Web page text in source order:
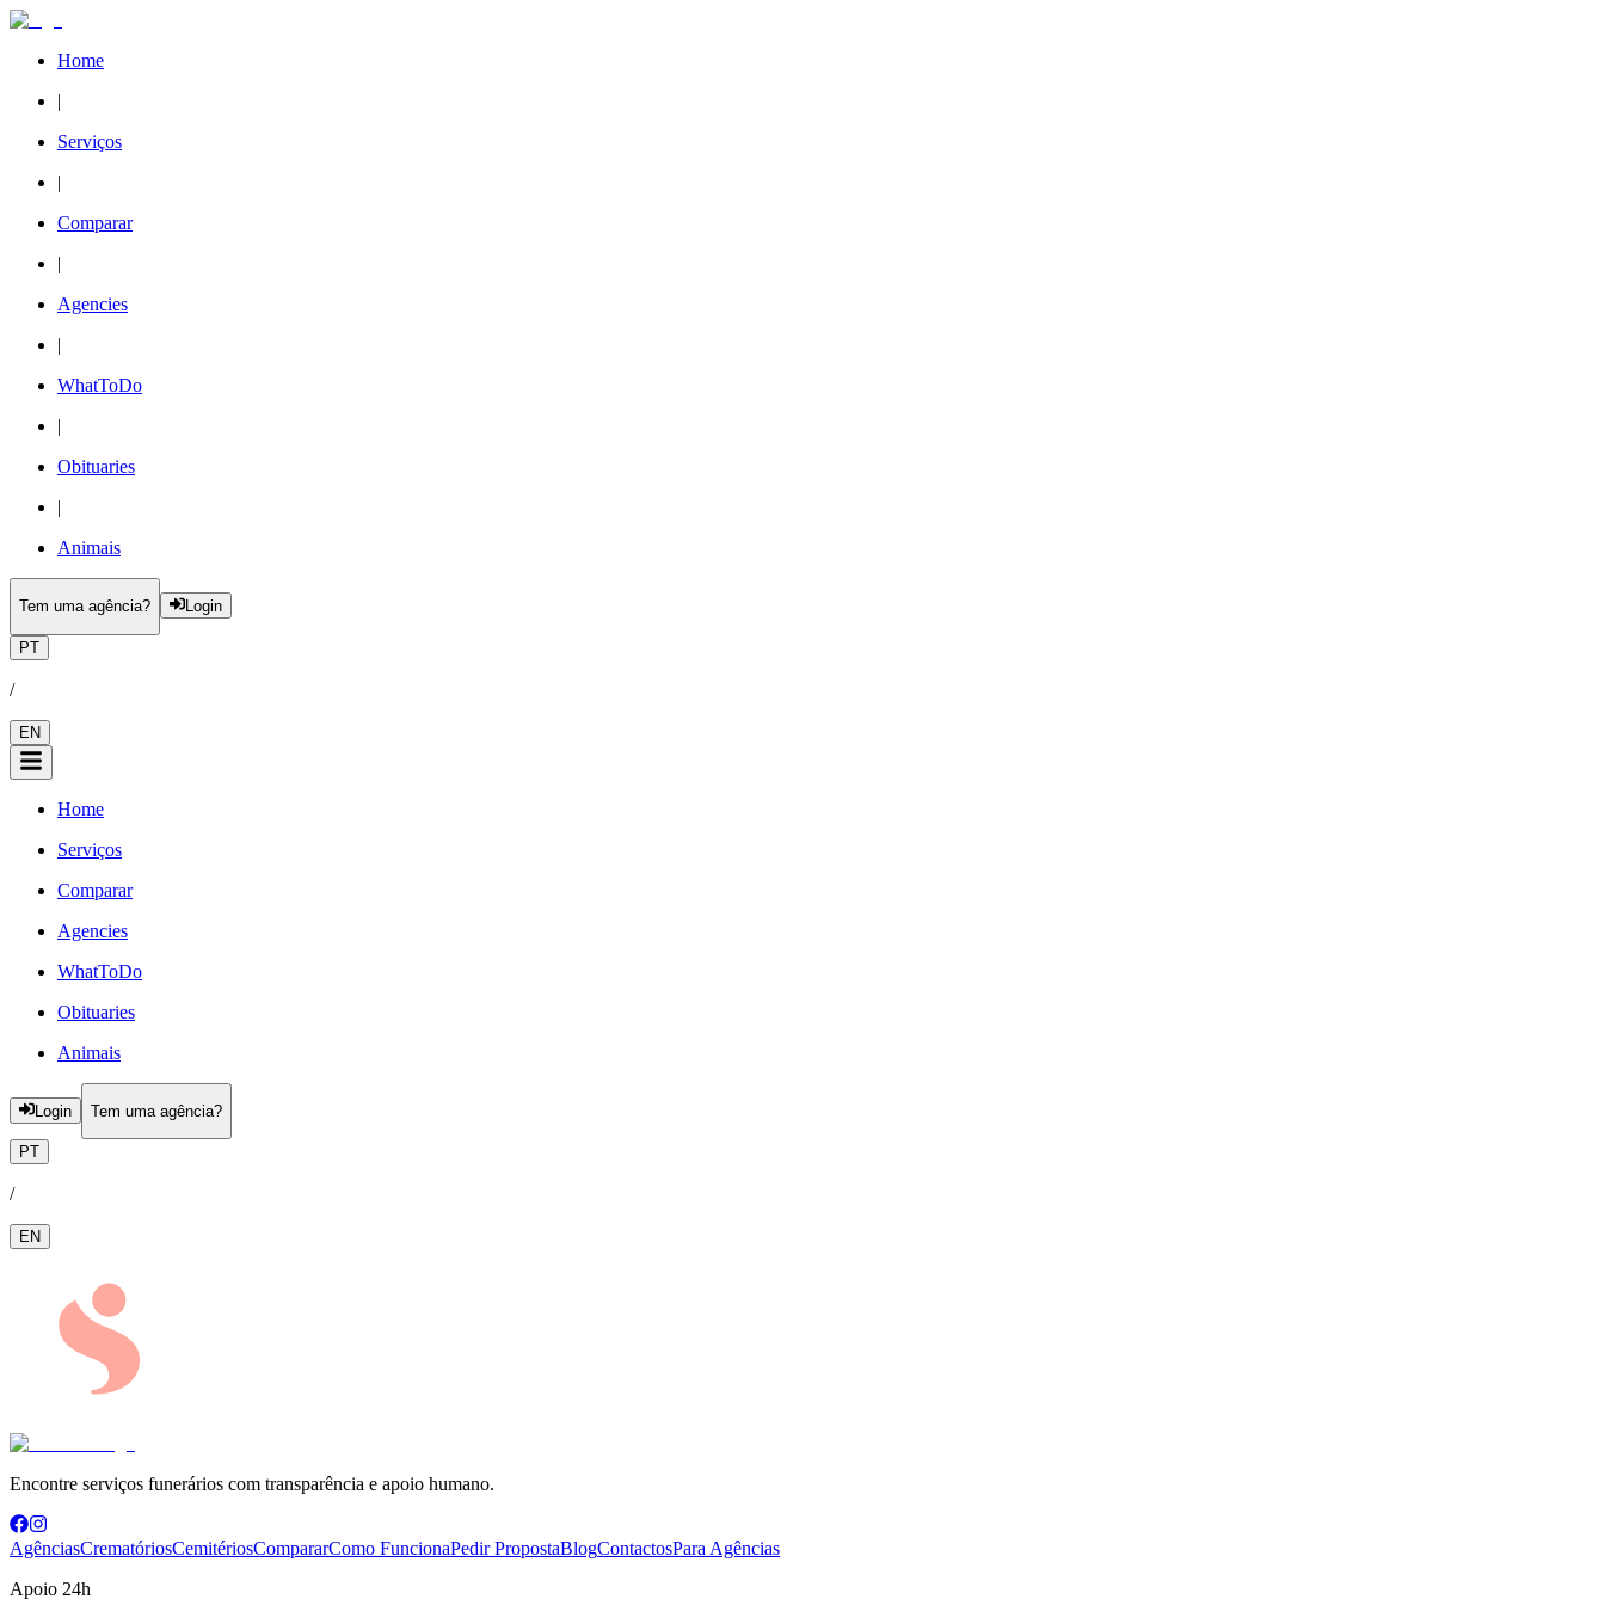
Home
|
Serviços
|
Comparar
|
Agencies
|
WhatToDo
|
Obituaries
|
Animais
Tem uma agência? Login
PT
/
EN
Home
Serviços
Comparar
Agencies
WhatToDo
Obituaries
Animais
Login Tem uma agência?
PT
/
EN
Encontre serviços funerários com transparência e apoio humano.
AgênciasCrematóriosCemitériosCompararComo FuncionaPedir PropostaBlogContactosPara Agências
Apoio 24h